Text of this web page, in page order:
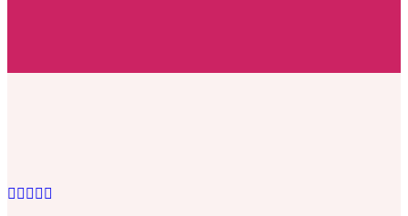
Facebook
Twitter
Instagram
Pinterest